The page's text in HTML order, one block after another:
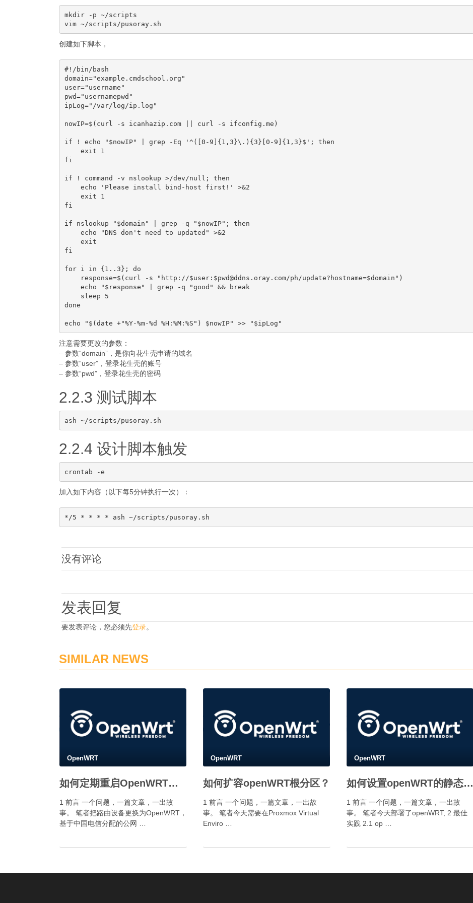
mkdir -p ~/scripts
创建如下脚本，
#!/bin/bash
domain="example.cmdschool.org"
user="username"
pwd="usernamepwd"
ipLog="/var/log/ip.log"
nowIP=$(curl -s icanhazip.com || curl -s ifconfig.me)
if ! echo "$nowIP" | grep -Eq '^([0-9]{1,3}\.){3}[0-9]{1,3}$'; then
    exit 1
fi
if ! command -v nslookup >/dev/null; then
    echo 'Please install bind-host first!' >&2
    exit 1
fi
if nslookup "$domain" | grep -q "$nowIP"; then
    echo "DNS don't need to updated" >&2
    exit
fi
for i in {1..3}; do
    response=$(curl -s "http://$user:$pwd@ddns.oray.com/ph/update?hostname=$domain")
    echo "$response" | grep -q "good" && break
    sleep 5
done
注意需要更改的参数：
– 参数“domain”，是你向花生壳申请的域名
– 参数“user”，登录花生壳的账号
– 参数“pwd”，登录花生壳的密码
2.2.3 测试脚本
2.2.4 设计脚本触发
加入如下内容（以下每5分钟执行一次）：
没有评论
发表回复
要发表评论，您必须先登录。
SIMILAR NEWS
OpenWRT
如何定期重启OpenWRT的PPPOE接口？
1 前言 一个问题，一篇文章，一出故
事。 笔者把路由设备更换为OpenWRT，
基于中国电信分配的公网 …
OpenWRT
如何扩容openWRT根分区？
1 前言 一个问题，一篇文章，一出故
事。 笔者今天需要在Proxmox Virtual
Enviro …
OpenWRT
如何设置openWRT的静态IP地址？
1 前言 一个问题，一篇文章，一出故
事。 笔者今天部署了openWRT, 2 最佳
实践 2.1 op …